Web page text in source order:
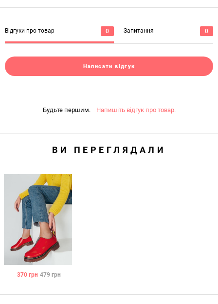
Відгуки про товар 0 Запитання 0
Написати відгук
Будьте першим. Напишіть відгук про товар.
ВИ ПЕРЕГЛЯДАЛИ
370 грн 479 грн